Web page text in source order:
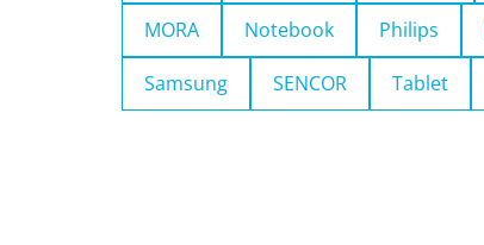
MORA Notebook Philips
Samsung SENCOR Tablet